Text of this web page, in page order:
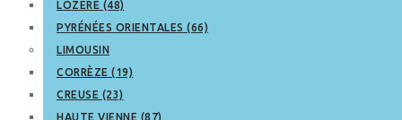
LOZÈRE (48)
PYRÉNÉES ORIENTALES (66)
LIMOUSIN
CORRÈZE (19)
CREUSE (23)
HAUTE VIENNE (87)